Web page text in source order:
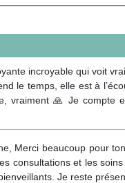
incroyable qui voit
le temps, elle est à
vraiment 🙏 Je compte
Merci beaucoup pour
consultations et les
Je reste